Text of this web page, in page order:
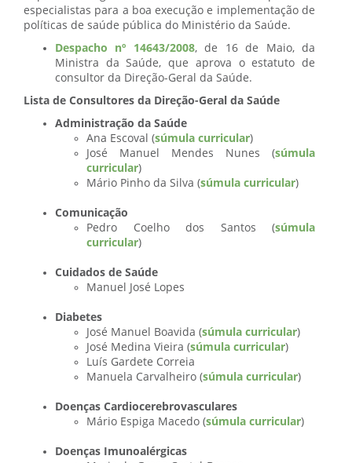
especialistas para a boa execução e implementação de
políticas de saúde pública do Ministério da Saúde.
Despacho nº 14643/2008, de 16 de Maio, da
Ministra da Saúde, que aprova o estatuto de
consultor da Direção-Geral da Saúde.
Lista de Consultores da Direção-Geral da Saúde
Administração da Saúde
Ana Escoval (súmula curricular)
José Manuel Mendes Nunes (súmula
curricular)
Mário Pinho da Silva (súmula curricular)
Comunicação
Pedro Coelho dos Santos (súmula
curricular)
Cuidados de Saúde
Manuel José Lopes
Diabetes
José Manuel Boavida (súmula curricular)
José Medina Vieira (súmula curricular)
Luís Gardete Correia
Manuela Carvalheiro (súmula curricular)
Doenças Cardiocerebrovasculares
Mário Espiga Macedo (súmula curricular)
Doenças Imunoalérgicas